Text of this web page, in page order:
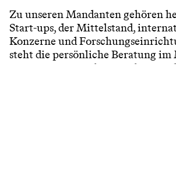
Zu unseren Mandanten gehören
Start-ups, der Mittelstand,
Konzerne und
steht die persönliche Beratung
unseres strategischen Denkens